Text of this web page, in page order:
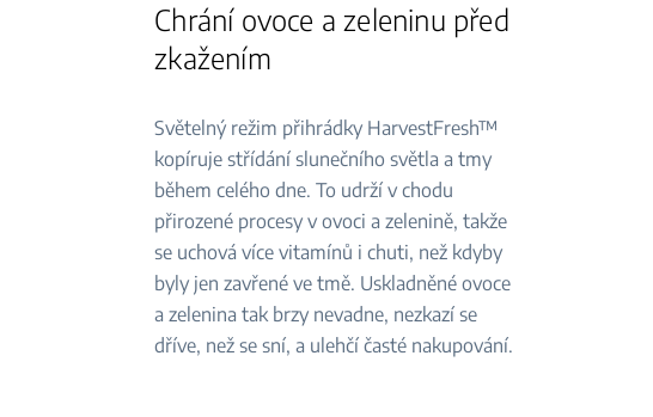
Chrání ovoce a zeleninu před
zkažením
Světelný režim přihrádky HarvestFresh™
kopíruje střídání slunečního světla a tmy
během celého dne. To udrží v chodu
přirozené procesy v ovoci a zelenině, takže
se uchová více vitamínů i chuti, než kdyby
byly jen zavřené ve tmě. Uskladněné ovoce
a zelenina tak brzy nevadne, nezkazí se
dříve, než se sní, a ulehčí časté nakupování.